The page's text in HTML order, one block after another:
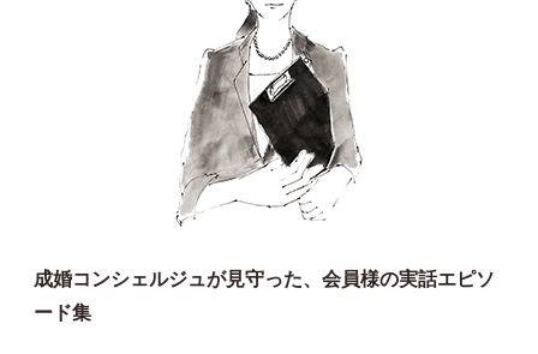
成婚コンシェルジュが見守った、会員様の実話エピソ
ード集